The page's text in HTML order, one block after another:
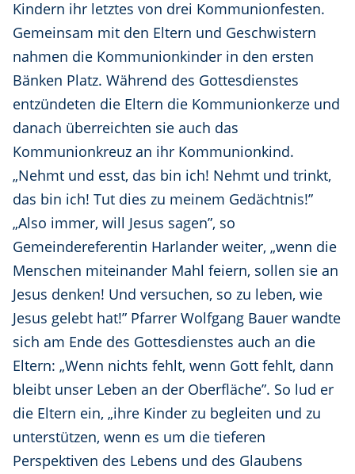
Kindern ihr letztes von drei Kommunionfesten.
Gemeinsam mit den Eltern und Geschwistern
nahmen die Kommunionkinder in den ersten
Bänken Platz. Während des Gottesdienstes
entzündeten die Eltern die Kommunionkerze und
danach überreichten sie auch das
Kommunionkreuz an ihr Kommunionkind.
„Nehmt und esst, das bin ich! Nehmt und trinkt,
das bin ich! Tut dies zu meinem Gedächtnis!”
„Also immer, will Jesus sagen”, so
Gemeindereferentin Harlander weiter, „wenn die
Menschen miteinander Mahl feiern, sollen sie an
Jesus denken! Und versuchen, so zu leben, wie
Jesus gelebt hat!” Pfarrer Wolfgang Bauer wandte
sich am Ende des Gottesdienstes auch an die
Eltern: „Wenn nichts fehlt, wenn Gott fehlt, dann
bleibt unser Leben an der Oberfläche”. So lud er
die Eltern ein, „ihre Kinder zu begleiten und zu
unterstützen, wenn es um die tieferen
Perspektiven des Lebens und des Glaubens